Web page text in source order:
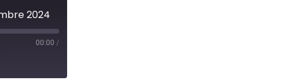
2024
00:00 /